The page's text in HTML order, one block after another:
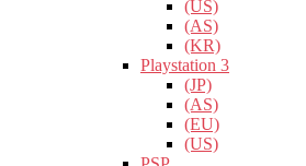
(US)
(AS)
(KR)
Playstation 3
(JP)
(AS)
(EU)
(US)